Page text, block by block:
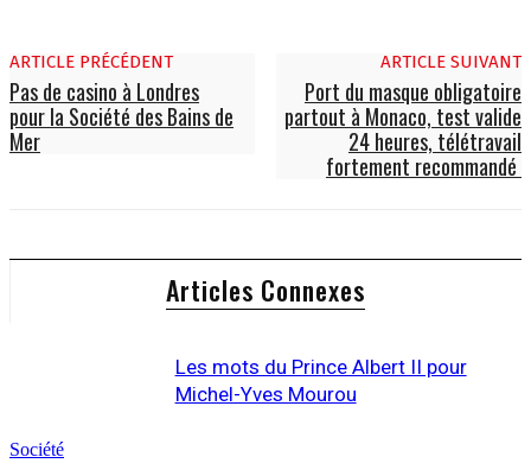
ARTICLE PRÉCÉDENT
Pas de casino à Londres
pour la Société des Bains de
Mer
ARTICLE SUIVANT
Port du masque obligatoire
partout à Monaco, test valide
24 heures, télétravail
fortement recommandé
Articles Connexes
Société
Les mots du Prince Albert II pour
Michel-Yves Mourou